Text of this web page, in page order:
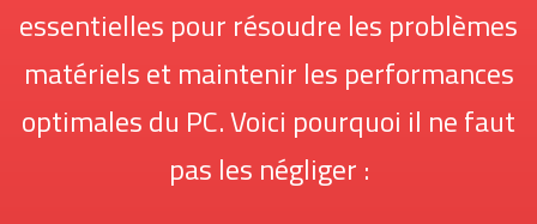
essentielles pour résoudre les problèmes
matériels et maintenir les performances
optimales du PC. Voici pourquoi il ne faut
pas les négliger :